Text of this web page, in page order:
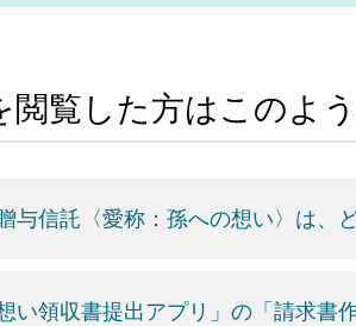
閲覧した方はこのよ
与信託〈愛称：孫への想い〉は、
い領収書提出アプリ」の「請求